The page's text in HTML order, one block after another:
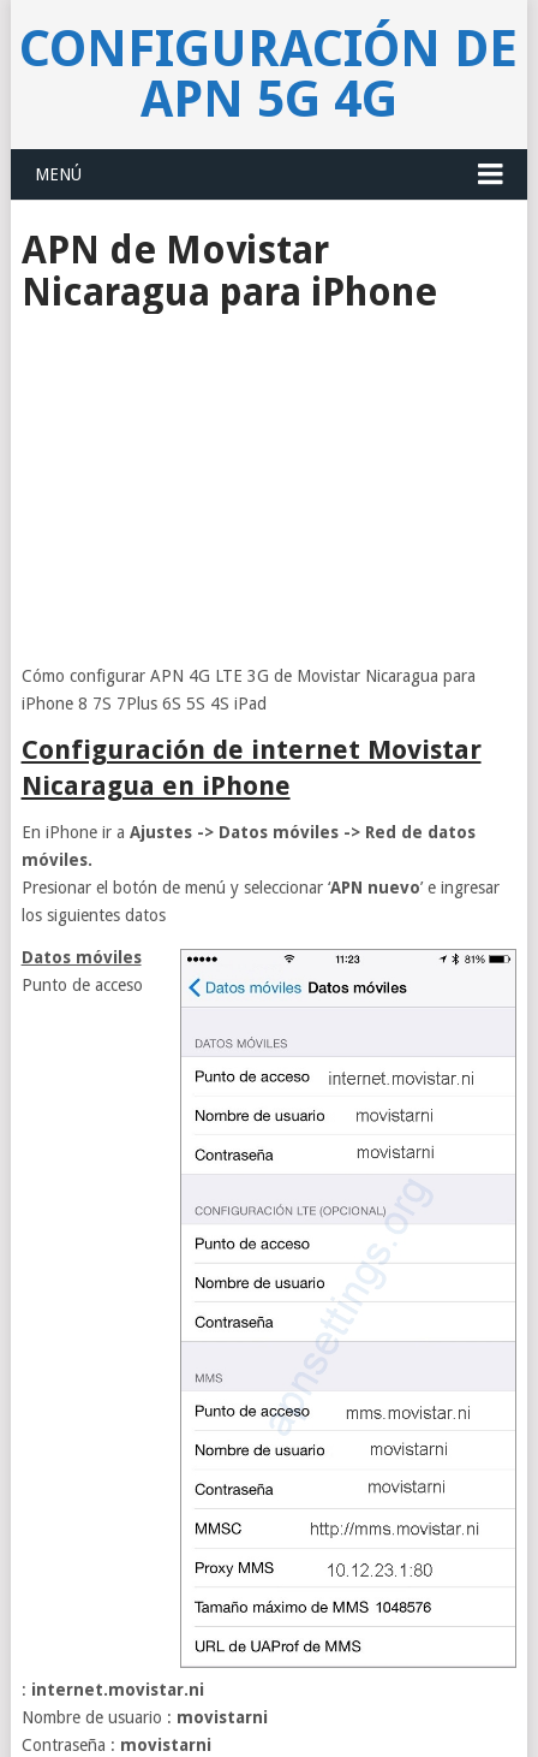
CONFIGURACIÓN DE
APN 5G 4G
MENÚ
APN de Movistar
Nicaragua para iPhone
Cómo configurar APN 4G LTE 3G de Movistar Nicaragua para
iPhone 8 7S 7Plus 6S 5S 4S iPad
Configuración de internet Movistar
Nicaragua en iPhone
En iPhone ir a Ajustes -> Datos móviles -> Red de datos
móviles.
Presionar el botón de menú y seleccionar ‘APN nuevo’ e ingresar
los siguientes datos
Datos móviles
Punto de acceso
: internet.movistar.ni
Nombre de usuario : movistarni
Contraseña : movistarni